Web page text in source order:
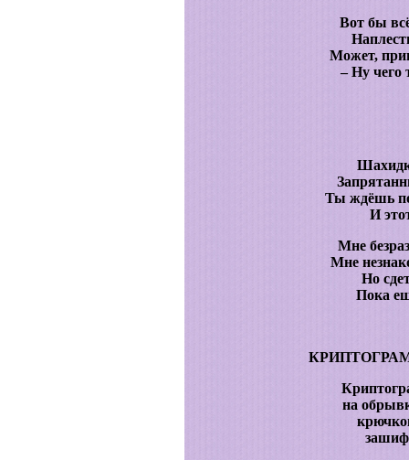
Вот бы
Может,
– Ну чего
Ты ждёшь
И
Мне
Мне
Но
Пока
на